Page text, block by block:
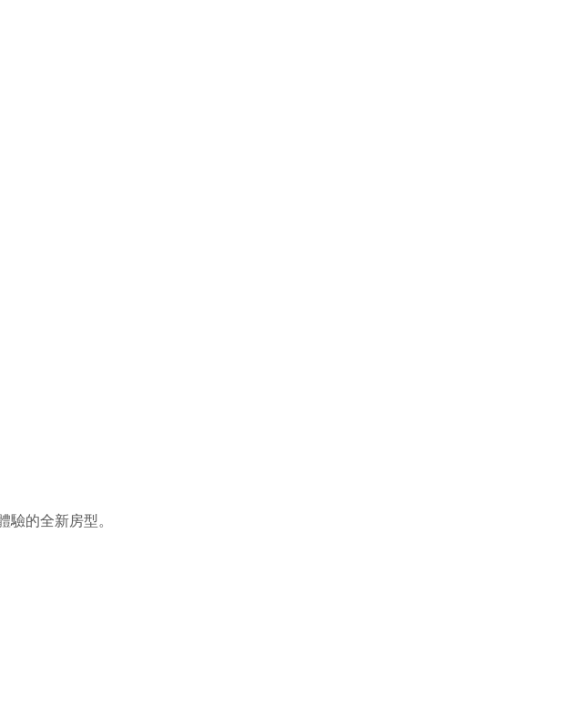
驗的全新房型。